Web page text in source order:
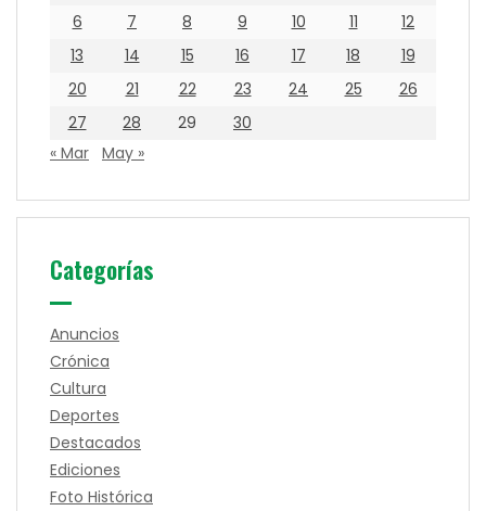
6
7 8 9 10 11
12
13
14 15 16 17 18
19
20
21 22 23 24 25
26
27
28 29
30
« Mar May »
Categorías
Anuncios
Crónica
Cultura
Deportes
Destacados
Ediciones
Foto Histórica